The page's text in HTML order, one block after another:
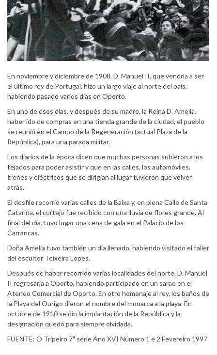
En noviembre y diciembre de 1908, D. Manuel II, que vendría a ser
el último rey de Portugal, hizo un largo viaje al norte del país,
habiendo pasado varios días en Oporto.
En uno de esos días, y después de su madre, la Reina D. Amelia,
haber ido de compras en una tienda grande de la ciudad, el pueblo
se reunió en el Campo de la Regeneración (actual Plaza de la
República), para una parada militar.
Los diarios de la época dicen que muchas personas subieron a los
tejados para poder asistir y que en las calles, los automóviles,
trenes y eléctricos que se dirigían al lugar tuvieron que volver
atrás.
El desfile recorrió varias calles de la Baixa y, en plena Calle de Santa
Catarina, el cortejo fue recibido con una lluvia de flores grande. Al
final del día, tuvo lugar una cena de gala en el Palacio de los
Carrancas.
Doña Amelia tuvo también un día llenado, habiendo visitado el taller
del escultor Teixeira Lopes.
Después de haber recorrido varias localidades del norte, D. Manuel
II regresaría a Oporto, habiendo participado en un sarao en el
Ateneo Comercial de Oporto. En otro homenaje al rey, los baños de
la Playa del Ourigo dieron el nombre del monarca a la playa. En
octubre de 1910 se dio la implantación de la República y la
designación quedó para siempre olvidada.
FUENTE: O Tripeiro 7ª série Ano XVI Número 1 e 2 Fevereiro 1997